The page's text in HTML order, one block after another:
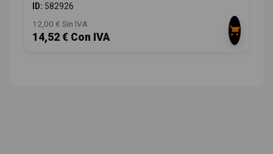
ID: 582926
12,00 € Sin IVA
14,52 € Con IVA